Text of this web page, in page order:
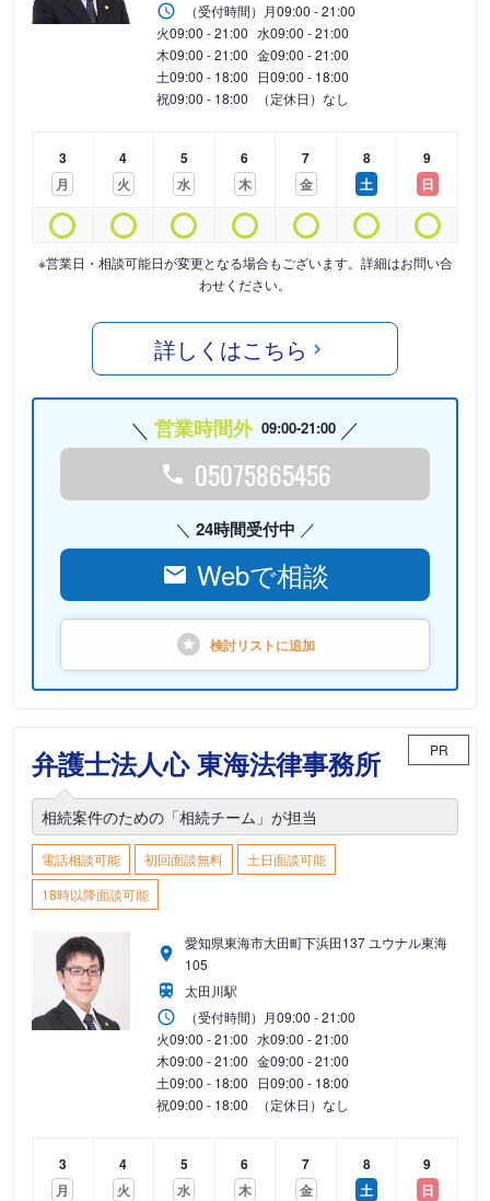
（受付時間） 月09:00 - 21:00
火09:00 - 21:00 水09:00 - 21:00
木09:00 - 21:00 金09:00 - 21:00
土09:00 - 18:00 日09:00 - 18:00
祝09:00 - 18:00 （定休日）なし
3
月
4
火
5
水
6
木
7
金
8
土
9
日
※営業日・相談可能日が変更となる場合もございます。詳細はお問い合
わせください。
詳しくはこちら
営業時間外 09:00-21:00
05075865456
24時間受付中
Webで相談
検討リストに追加
弁護士法人心 東海法律事務所 PR
相続案件のための「相続チーム」が担当
電話相談可能 初回面談無料
土日面談可能
18時以降面談可能
愛知県東海市大田町下浜田137 ユウナル東海
105
太田川駅
（受付時間） 月09:00 - 21:00
火09:00 - 21:00 水09:00 - 21:00
木09:00 - 21:00 金09:00 - 21:00
土09:00 - 18:00 日09:00 - 18:00
祝09:00 - 18:00 （定休日）なし
3
月
4
火
5
水
6
木
7
金
8
土
9
日